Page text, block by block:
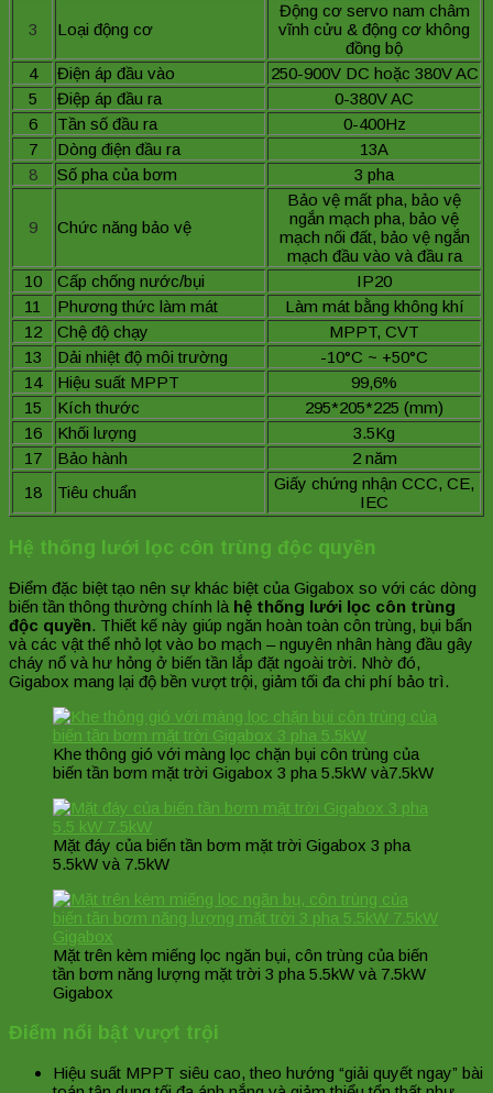
3 Loại động cơ
Động cơ servo nam châm
vĩnh cửu & động cơ không
đồng bộ
4
Điện áp đầu vào
250-900V DC hoặc 380V AC
5
Điệp áp đầu ra
0-380V AC
6
Tần số đầu ra
0-400Hz
7
Dòng điện đầu ra
13A
8
Số pha của bơm 3 pha
9 Chức năng bảo vệ
Bảo vệ mất pha, bảo vệ
ngắn mạch pha, bảo vệ
mạch nối đất, bảo vệ ngắn
mạch đầu vào và đầu ra
10
Cấp chống nước/bụi
IP20
11
Phương thức làm mát
Làm mát bằng không khí
12
Chệ độ chạy
MPPT, CVT
13
Dải nhiệt độ môi trường
-10°C ~ +50°C
14
Hiệu suất MPPT
99,6%
15
Kích thước
295*205*225 (mm)
16
Khối lượng
3.5Kg
17
Bảo hành
2 năm
18
Tiêu chuẩn
Giấy chứng nhận CCC, CE,
IEC
Hệ thống lưới lọc côn trùng độc quyền
Điểm đặc biệt tạo nên sự khác biệt của Gigabox so với các dòng
biến tần thông thường chính là hệ thống lưới lọc côn trùng
độc quyền. Thiết kế này giúp ngăn hoàn toàn côn trùng, bụi bẩn
và các vật thể nhỏ lọt vào bo mạch – nguyên nhân hàng đầu gây
cháy nổ và hư hỏng ở biến tần lắp đặt ngoài trời. Nhờ đó,
Gigabox mang lại độ bền vượt trội, giảm tối đa chi phí bảo trì.
Khe thông gió với màng lọc chặn bụi côn trùng của
biến tần bơm mặt trời Gigabox 3 pha 5.5kW và7.5kW
Mặt đáy của biến tần bơm mặt trời Gigabox 3 pha
5.5kW và 7.5kW
Mặt trên kèm miếng lọc ngăn bụi, côn trùng của biến
tần bơm năng lượng mặt trời 3 pha 5.5kW và 7.5kW
Gigabox
Điểm nổi bật vượt trội
Hiệu suất MPPT siêu cao, theo hướng “giải quyết ngay” bài